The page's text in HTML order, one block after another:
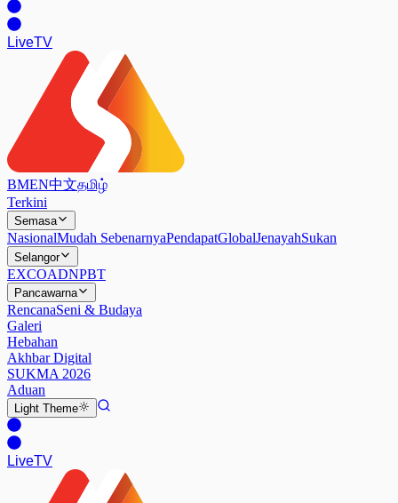
LiveTV
BMEN中文தமிழ்
Terkini
Semasa
NasionalMudah SebenarnyaPendapatGlobalJenayahSukan
Selangor
EXCOADNPBT
Pancawarna
RencanaSeni & Budaya
Galeri
Hebahan
Akhbar Digital
SUKMA 2026
Aduan
Light Theme
LiveTV